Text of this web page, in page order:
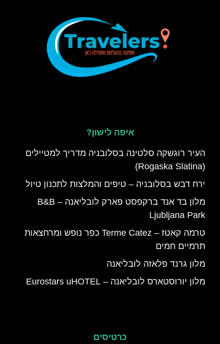
איפה לישון?
העיר רוגשקה סלטינה בסלובניה מדריך למטיילים
(Rogaska Slatina)
ירח דבש בסלובניה – טיפים והמלצות לתכנון טיול
מלון בד אנד ברקפסט פארק לובליאנה – B&B
Ljubljana Park
טרמה קאטז – Terme Catez כפר נופש ומרחצאות
תרמיים חמים
מלון גרנד פלאזה לובליאנה
מלון יורוסטארס לובליאנה – Eurostars uHOTEL
כרטיסים